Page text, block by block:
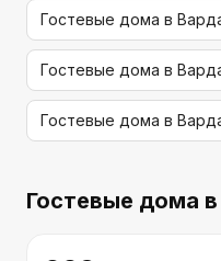
Гостевые дома в
Гостевые дома в
Гостевые дома в
Гостевые дома